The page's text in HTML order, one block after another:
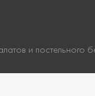
и постельного